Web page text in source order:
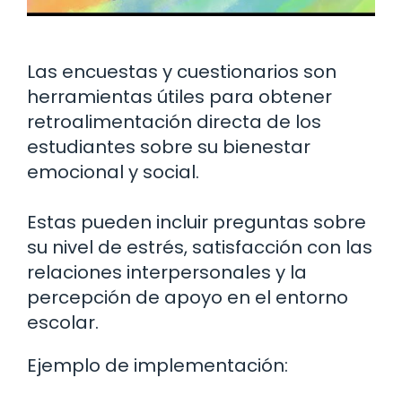
Las encuestas y cuestionarios son
herramientas útiles para obtener
retroalimentación directa de los
estudiantes sobre su bienestar
emocional y social.
Estas pueden incluir preguntas sobre
su nivel de estrés, satisfacción con las
relaciones interpersonales y la
percepción de apoyo en el entorno
escolar.
Ejemplo de implementación: